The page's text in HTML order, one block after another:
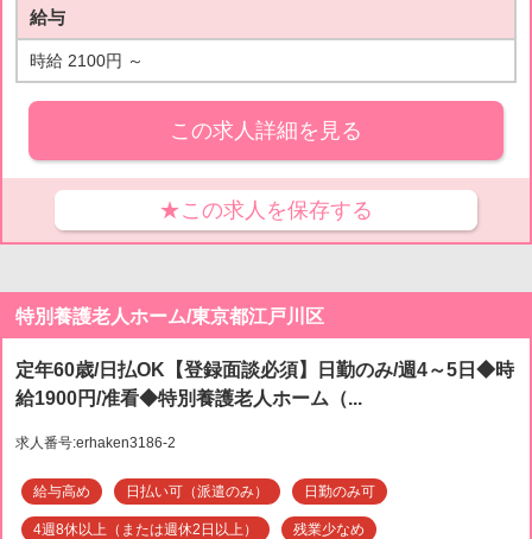
給与
時給 2100円 ～
この求人詳細を見る
★この求人を保存する
特別養護老人ホーム/東京都江戸川区
定年60歳/日払OK【登録面談必須】日勤のみ/週4～5日◆時
給1900円/准看◆特別養護老人ホーム（...
求人番号:erhaken3186-2
給与高め 日払い可（派遣のみ） 日勤のみ可
4週8休以上（または週休2日以上） 残業少なめ